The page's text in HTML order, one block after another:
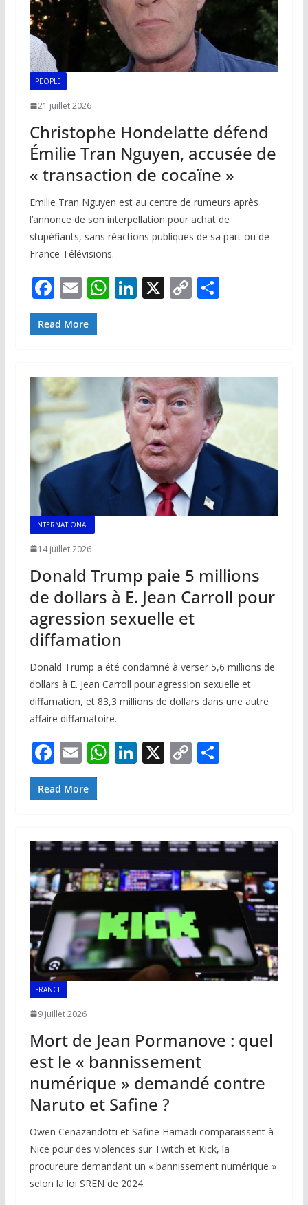
PEOPLE
21 juillet 2026
Christophe Hondelatte défend
Émilie Tran Nguyen, accusée de
« transaction de cocaïne »
Emilie Tran Nguyen est au centre de rumeurs après
l’annonce de son interpellation pour achat de
stupéfiants, sans réactions publiques de sa part ou de
France Télévisions.
F
ac
e
o
o
k
E
m
ai
W
A
p
p
Li
dI
n
X C
Li
n
k
P
er
Read More
INTERNATIONAL
14 juillet 2026
Donald Trump paie 5 millions
de dollars à E. Jean Carroll pour
agression sexuelle et
diffamation
Donald Trump a été condamné à verser 5,6 millions de
dollars à E. Jean Carroll pour agression sexuelle et
diffamation, et 83,3 millions de dollars dans une autre
affaire diffamatoire.
F
ac
e
o
o
k
E
m
ai
W
A
p
p
Li
dI
n
X C
Li
n
k
P
er
Read More
FRANCE
9 juillet 2026
Mort de Jean Pormanove : quel
est le « bannissement
numérique » demandé contre
Naruto et Safine ?
Owen Cenazandotti et Safine Hamadi comparaissent à
Nice pour des violences sur Twitch et Kick, la
procureure demandant un « bannissement numérique »
selon la loi SREN de 2024.